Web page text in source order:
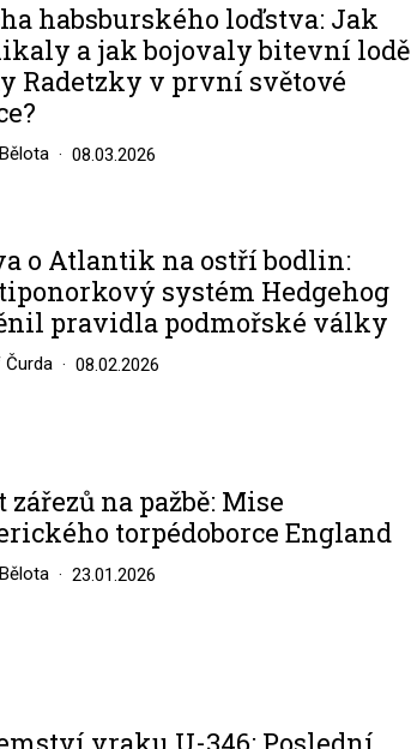
habsburského loďstva: Jak
a jak bojovaly bitevní lodě
Radetzky v první světové
08.03.2026
o Atlantik na ostří bodlin:
systém Hedgehog
pravidla podmořské války
08.02.2026
zářezů na pažbě: Mise
torpédoborce England
23.01.2026